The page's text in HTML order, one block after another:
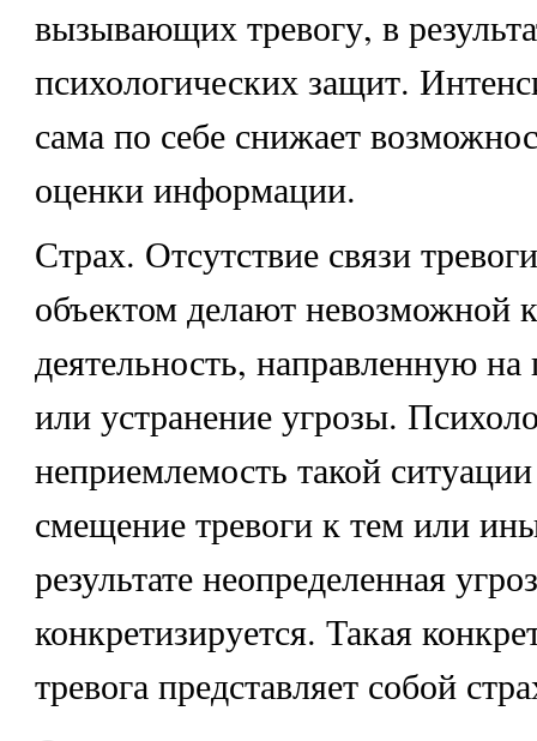
вызывающих тревогу, в
психологических защит.
сама по себе снижает
оценки информации.
Страх. Отсутствие связи
объектом делают невозможной
деятельность, направленную
или устранение угрозы.
неприемлемость такой
смещение тревоги к тем или
результате неопределенная
конкретизируется. Такая
тревога представляет собой